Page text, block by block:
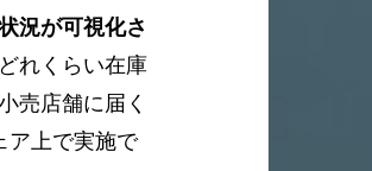
況が可視化さ
れくらい在庫
売店舗に届く
ア上で実施で